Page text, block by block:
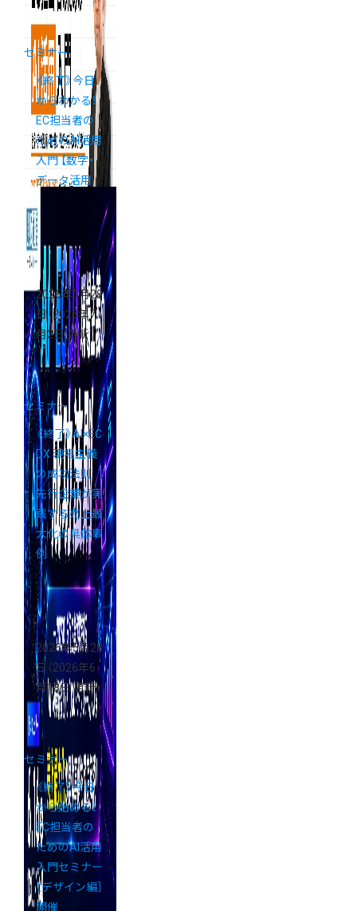
セミナー
《終了》今日
からわかる！
EC担当者の
ためのAI活用
入門 【数字・
データ活用
2026年5月28
日（2026年7
月2日 更新）
セミナー
《終了》AI×EC
DX 現場主義
の成功法則
先行企業が実
践する売上最
大化の具体事
例
2026年5月28
日 （2026年6
月18日 更新）
セミナー
《終了》今日
から始める！
EC担当者の
ためのAI活用
入門セミナー
［デザイン編］
開催